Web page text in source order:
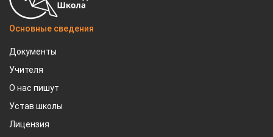
Основные сведения
Документы
Учителя
О нас пишут
Устав школы
Лицензия